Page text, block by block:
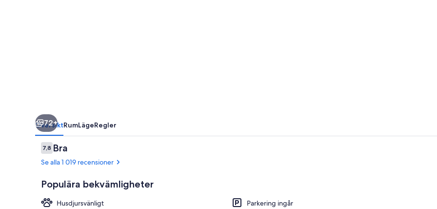
72+
ÖversiktRumLägeRegler
Recensioner
7,87,8 av 10,
Bra
Se alla 1 019 recensioner
Populära bekvämligheter
Husdjursvänligt
Parkering ingår